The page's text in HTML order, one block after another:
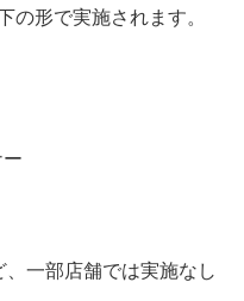
の形で実施されます。
、一部店舗では実施なし